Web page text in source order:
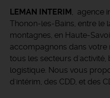
LEMAN INTERIM, agence
Thonon-les-Bains, entre le
montagnes, en Haute-
accompagnons dans
tous les secteurs d'activité,
logistique. Nous vous
d'intérim, des CDD, et des